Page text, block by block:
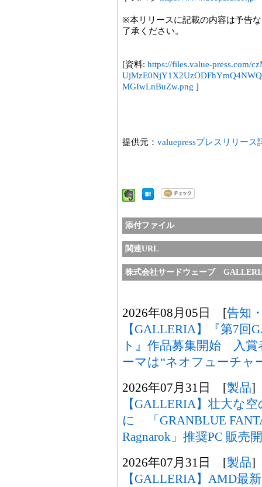
※本リリースに記載の内容は予告
了承ください。
[資料: https://files.value-press.com/
MGIwLnBuZw.png ]
提供元： valuepressプレスリリース
添付ファイル
関連URL
株式会社サードウェーブ
2026年08月05日 [告知
【GALLERIA】『第7
ト』作品募集開始 入
ーマは“ネオフューチャ
2026年07月31日 [製品]
【GALLERIA】壮大な
に 「GRANBLUE
Ragnarok」推奨PC 販売
2026年07月31日 [製品]
【GALLERIA】AMD